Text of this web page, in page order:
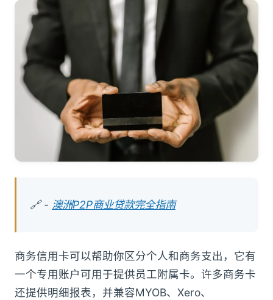
🔗 - 澳洲P2P商业贷款完全指南
商务信用卡可以帮助你区分个人和商务支出，它有
一个专用账户可用于提供员工附属卡。许多商务卡
还提供明细报表，并兼容MYOB、Xero、